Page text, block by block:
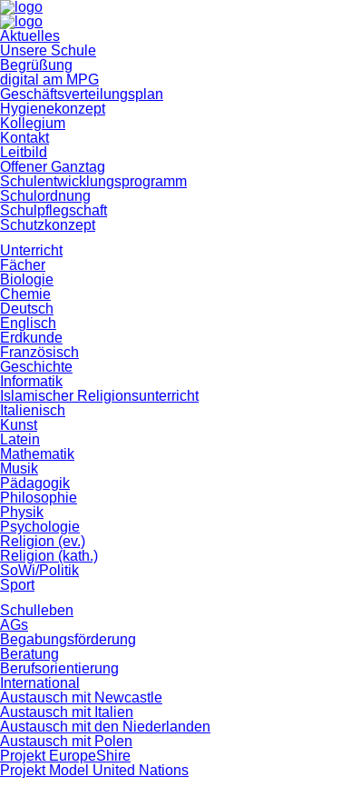
Navigation
überspringen
Aktuelles
Unsere Schule
Begrüßung
digital am MPG
Geschäftsverteilungsplan
Hygienekonzept
Kollegium
Kontakt
Leitbild
Offener Ganztag
Schulentwicklungsprogramm
Schulordnung
Schulpflegschaft
Schutzkonzept
Unterricht
Fächer
Biologie
Chemie
Deutsch
Englisch
Erdkunde
Französisch
Geschichte
Informatik
Islamischer Religionsunterricht
Italienisch
Kunst
Latein
Mathematik
Musik
Pädagogik
Philosophie
Physik
Psychologie
Religion (ev.)
Religion (kath.)
SoWi/Politik
Sport
Schulleben
AGs
Begabungsförderung
Beratung
Berufsorientierung
International
Austausch mit Newcastle
Austausch mit Italien
Austausch mit den Niederlanden
Austausch mit Polen
Projekt EuropeShire
Projekt Model United Nations